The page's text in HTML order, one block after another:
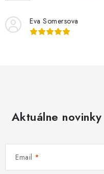
Eva Somersova
Aktuálne
Email